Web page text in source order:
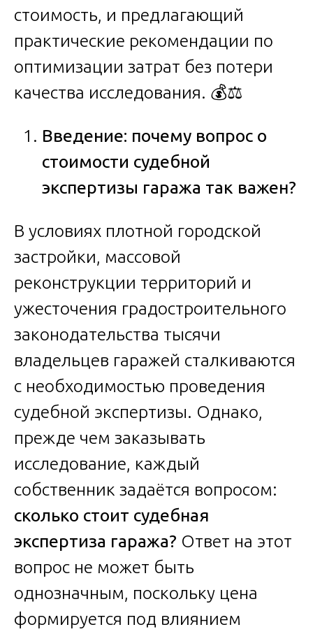
стоимость, и предлагающий
практические рекомендации по
оптимизации затрат без потери
качества исследования. 💰⚖️
Введение: почему вопрос о
стоимости судебной
экспертизы гаража так важен?
В условиях плотной городской
застройки, массовой
реконструкции территорий и
ужесточения градостроительного
законодательства тысячи
владельцев гаражей сталкиваются
с необходимостью проведения
судебной экспертизы. Однако,
прежде чем заказывать
исследование, каждый
собственник задаётся вопросом:
сколько стоит судебная
экспертиза гаража? Ответ на этот
вопрос не может быть
однозначным, поскольку цена
формируется под влиянием